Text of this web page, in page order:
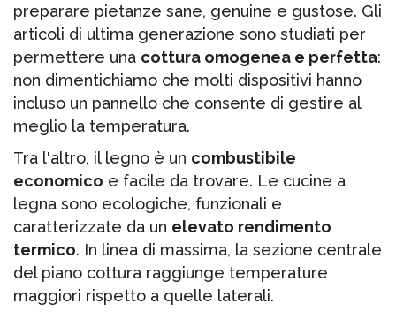
preparare pietanze sane, genuine e gustose. Gli
articoli di ultima generazione sono studiati per
permettere una cottura omogenea e perfetta:
non dimentichiamo che molti dispositivi hanno
incluso un pannello che consente di gestire al
meglio la temperatura.
Tra l'altro, il legno è un combustibile
economico e facile da trovare. Le cucine a
legna sono ecologiche, funzionali e
caratterizzate da un elevato rendimento
termico. In linea di massima, la sezione centrale
del piano cottura raggiunge temperature
maggiori rispetto a quelle laterali.